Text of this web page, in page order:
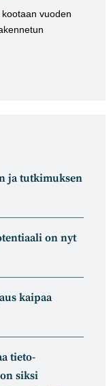
vuoden
ja tutkimuksen
on nyt
kaipaa
tieto­
siksi